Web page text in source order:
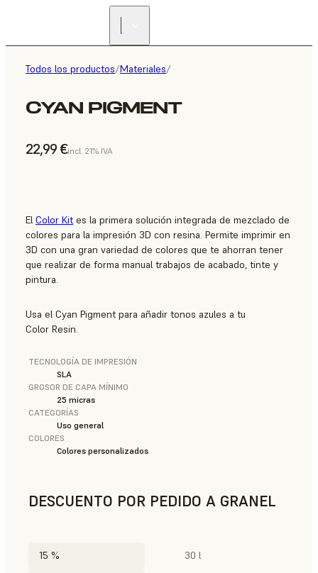
Todos los productos/Materiales/
CYAN PIGMENT
22,99 €incl. 21% IVA
El Color Kit es la primera solución integrada de mezclado de
colores para la impresión 3D con resina. Permite imprimir en
3D con una gran variedad de colores que te ahorran tener
que realizar de forma manual trabajos de acabado, tinte y
pintura.
Usa el Cyan Pigment para añadir tonos azules a tu
Color Resin.
TECNOLOGÍA DE IMPRESIÓN
SLA
GROSOR DE CAPA MÍNIMO
25 micras
CATEGORÍAS
Uso general
COLORES
Colores personalizados
DESCUENTO POR PEDIDO A GRANEL
15 % 30 l